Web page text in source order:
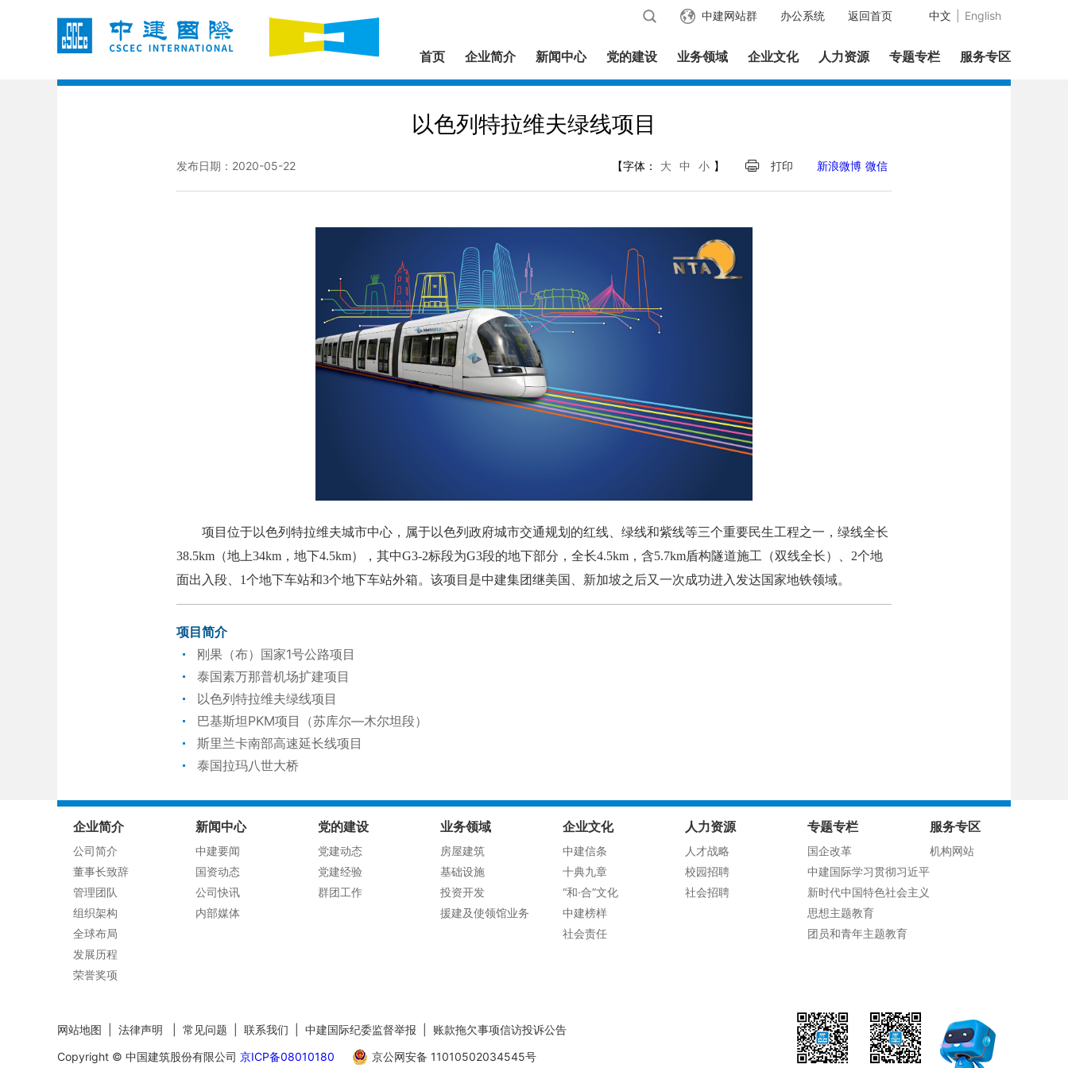
中文 English
返回首页
办公系统
中建网站群
首页 企业简介 新闻中心 党的建设 业务领域 企业文化 人力资源 专题专栏 服务专区
以色列特拉维夫绿线项目
发布日期：2020-05-22 【字体： 大 中 小 】 打印 新浪微博 微信
项目位于以色列特拉维夫城市中心，属于以色列政府城市交通规划的红线、绿线和紫线等三个重要民生工程之一，绿线全长
38.5km（地上34km，地下4.5km），其中G3-2标段为G3段的地下部分，全长4.5km，含5.7km盾构隧道施工（双线全长）、2个地
面出入段、1个地下车站和3个地下车站外箱。该项目是中建集团继美国、新加坡之后又一次成功进入发达国家地铁领域。
项目简介
刚果（布）国家1号公路项目
泰国素万那普机场扩建项目
以色列特拉维夫绿线项目
巴基斯坦PKM项目（苏库尔—木尔坦段）
斯里兰卡南部高速延长线项目
泰国拉玛八世大桥
企业简介
公司简介
董事长致辞
管理团队
组织架构
全球布局
发展历程
荣誉奖项
新闻中心
中建要闻
国资动态
公司快讯
内部媒体
党的建设
党建动态
党建经验
群团工作
业务领域
房屋建筑
基础设施
投资开发
援建及使领馆业务
企业文化
中建信条
十典九章
“和·合”文化
中建榜样
社会责任
人力资源
人才战略
校园招聘
社会招聘
专题专栏
国企改革
中建国际学习贯彻习近平
新时代中国特色社会主义
思想主题教育
团员和青年主题教育
服务专区
机构网站
网站地图 法律声明 常见问题 联系我们 中建国际纪委监督举报
账款拖欠事项信访投诉公告
Copyright © 中国建筑股份有限公司 京ICP备08010180 京公网安备 11010502034545号